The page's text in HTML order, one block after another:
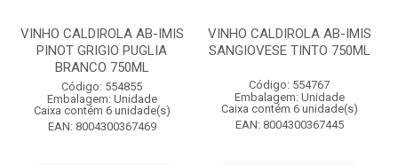
VINHO CALDIROLA AB-IMIS
PINOT GRIGIO PUGLIA
BRANCO 750ML
Código: 554855
Embalagem: Unidade
Caixa contém 6 unidade(s)
EAN: 8004300367469
VINHO CALDIROLA AB-IMIS
SANGIOVESE TINTO 750ML
Código: 554767
Embalagem: Unidade
Caixa contém 6 unidade(s)
EAN: 8004300367445